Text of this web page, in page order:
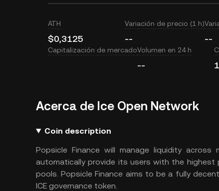
ATH
$0,3125
Variación de precio (1 h)
-- --
Capitalización de mercadoVolumen en 24 h
--
Acerca de Ice Open Network
Coin description
Popsicle Finance will manage liquidity
automatically provide its users with the
pools. Popsicle Finance aims to be a fully
ICE governance token.